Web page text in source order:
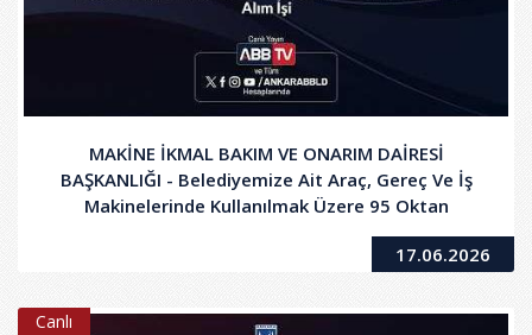
MAKİNE İKMAL BAKIM VE ONARIM DAİRESİ
BAŞKANLIĞI - Belediyemize Ait Araç, Gereç Ve İş
Makinelerinde Kullanılmak Üzere 95 Oktan
Kurşunsuz Benzin, Motorin Alım İşi
17.06.2026
Canlı